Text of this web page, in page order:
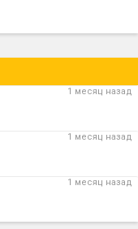
1 месяц назад
1 месяц назад
1 месяц назад